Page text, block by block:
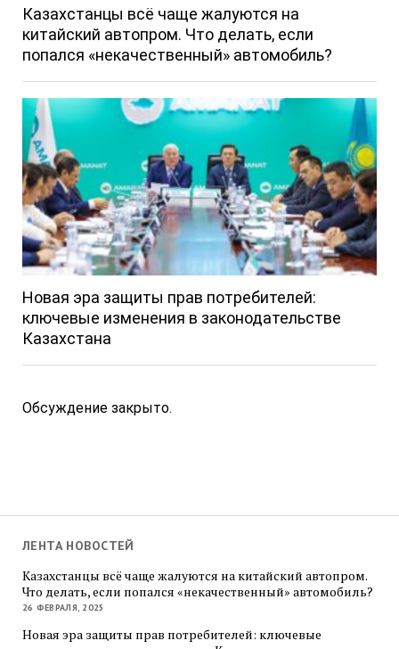
Казахстанцы всё чаще жалуются на
китайский автопром. Что делать, если
попался «некачественный» автомобиль?
Новая эра защиты прав потребителей:
ключевые изменения в законодательстве
Казахстана
Обсуждение закрыто.
ЛЕНТА НОВОСТЕЙ
Казахстанцы всё чаще жалуются на китайский автопром.
Что делать, если попался «некачественный» автомобиль?
26 ФЕВРАЛЯ, 2025
Новая эра защиты прав потребителей: ключевые